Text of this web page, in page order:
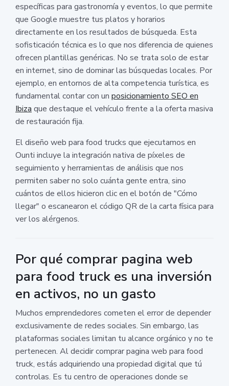
específicas para gastronomía y eventos, lo que permite
que Google muestre tus platos y horarios
directamente en los resultados de búsqueda. Esta
sofisticación técnica es lo que nos diferencia de quienes
ofrecen plantillas genéricas. No se trata solo de estar
en internet, sino de dominar las búsquedas locales. Por
ejemplo, en entornos de alta competencia turística, es
fundamental contar con un posicionamiento SEO en
Ibiza que destaque el vehículo frente a la oferta masiva
de restauración fija.
El diseño web para food trucks que ejecutamos en
Ounti incluye la integración nativa de píxeles de
seguimiento y herramientas de análisis que nos
permiten saber no solo cuánta gente entra, sino
cuántos de ellos hicieron clic en el botón de "Cómo
llegar" o escanearon el código QR de la carta física para
ver los alérgenos.
Por qué comprar pagina web
para food truck es una inversión
en activos, no un gasto
Muchos emprendedores cometen el error de depender
exclusivamente de redes sociales. Sin embargo, las
plataformas sociales limitan tu alcance orgánico y no te
pertenecen. Al decidir comprar pagina web para food
truck, estás adquiriendo una propiedad digital que tú
controlas. Es tu centro de operaciones donde se